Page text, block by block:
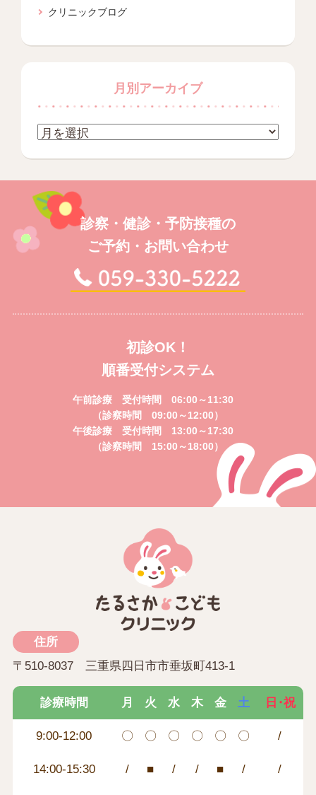
クリニックブログ
月別アーカイブ
診察・健診・予防接種の
ご予約・お問い合わせ
初診OK！
順番受付システム
午前診療 受付時間 06:00～11:30
（診察時間 09:00～12:00）
午後診療 受付時間 13:00～17:30
（診察時間 15:00～18:00）
住所
〒510-8037 三重県四日市市垂坂町413-1
診療時間 月 火 水 木 金 土 日・祝
9:00-12:00 〇 〇 〇 〇 〇 〇 /
14:00-15:30 / ■ / / ■ / /